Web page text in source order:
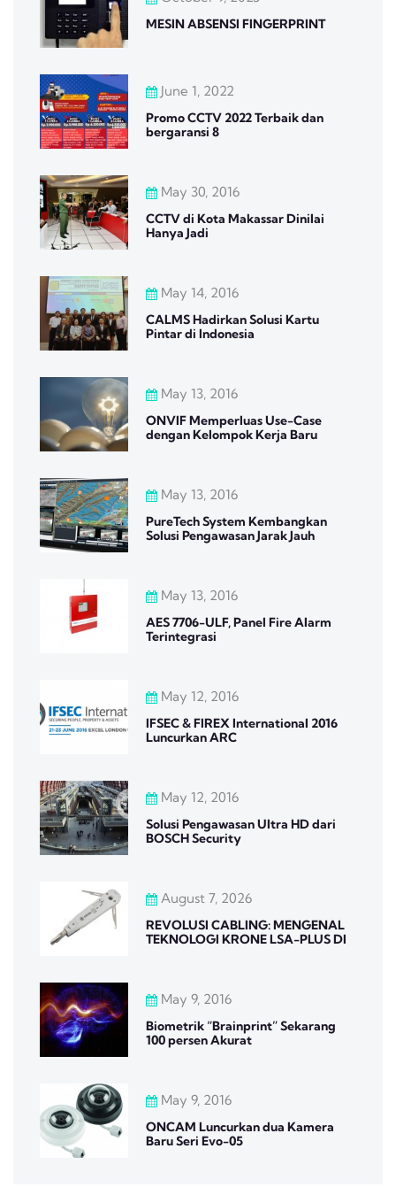
MESIN ABSENSI FINGERPRINT
June 1, 2022
Promo CCTV 2022 Terbaik dan
bergaransi 8
May 30, 2016
CCTV di Kota Makassar Dinilai
Hanya Jadi
May 14, 2016
CALMS Hadirkan Solusi Kartu
Pintar di Indonesia
May 13, 2016
ONVIF Memperluas Use-Case
dengan Kelompok Kerja Baru
May 13, 2016
PureTech System Kembangkan
Solusi Pengawasan Jarak Jauh
May 13, 2016
AES 7706-ULF, Panel Fire Alarm
Terintegrasi
May 12, 2016
IFSEC & FIREX International 2016
Luncurkan ARC
May 12, 2016
Solusi Pengawasan Ultra HD dari
BOSCH Security
August 7, 2026
REVOLUSI CABLING: MENGENAL
TEKNOLOGI KRONE LSA-PLUS DI
May 9, 2016
Biometrik “Brainprint” Sekarang
100 persen Akurat
May 9, 2016
ONCAM Luncurkan dua Kamera
Baru Seri Evo-05